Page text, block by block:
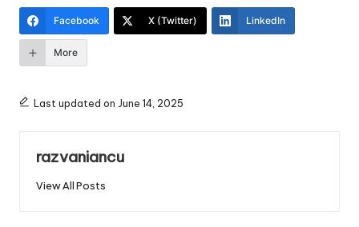
Facebook X (Twitter) LinkedIn
More
Last updated on June 14, 2025
razvaniancu
View All Posts